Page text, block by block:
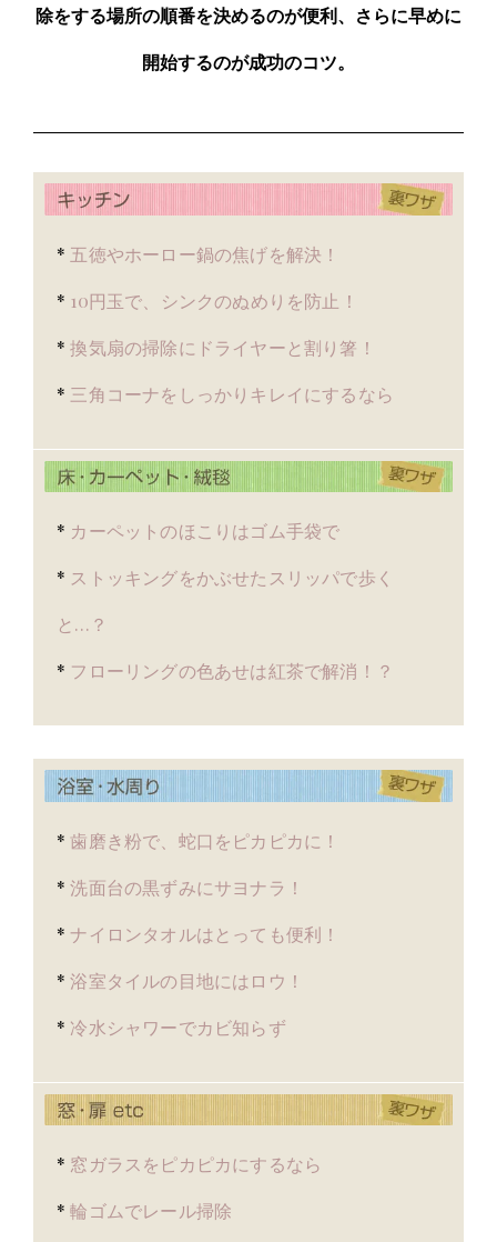
除をする場所の順番を決めるのが便利、さらに早めに
開始するのが成功のコツ。
* 五徳やホーロー鍋の焦げを解決！
* 10円玉で、シンクのぬめりを防止！
*換気扇の掃除にドライヤーと割り箸！
* 三角コーナをしっかりキレイにするなら
* カーペットのほこりはゴム手袋で
* ストッキングをかぶせたスリッパで歩く
と…？
* フローリングの色あせは紅茶で解消！？
* 歯磨き粉で、蛇口をピカピカに！
*洗面台の黒ずみにサヨナラ！
*ナイロンタオルはとっても便利！
*浴室タイルの目地にはロウ！
* 冷水シャワーでカビ知らず
* 窓ガラスをピカピカにするなら
* 輪ゴムでレール掃除